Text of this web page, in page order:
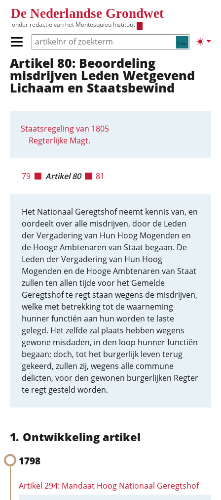
De Nederlandse Grondwet
onder redactie van het Montesquieu Instituut
Zoeken
Primair menu tonen/verbergen
Hoofdnavigatie
Artikel 80: Beoordeling
misdrijven Leden Wetgevend
Lichaam en Staatsbewind
Staatsregeling van 1805
Regterlijke Magt.
79 Artikel 80 81
Het Nationaal Geregtshof neemt kennis van, en
oordeelt over alle misdrijven, door de Leden
der Vergadering van Hun Hoog Mogenden en
de Hooge Ambtenaren van Staat begaan. De
Leden der Vergadering van Hun Hoog
Mogenden en de Hooge Ambtenaren van Staat
zullen ten allen tijde voor het Gemelde
Geregtshof te regt staan wegens de misdrijven,
welke met betrekking tot de waarneming
hunner functiën aan hun worden te laste
gelegd. Het zelfde zal plaats hebben wegens
gewone misdaden, in den loop hunner functiën
begaan; doch, tot het burgerlijk leven terug
gekeerd, zullen zij, wegens alle commune
delicten, voor den gewonen burgerlijken Regter
te regt gesteld worden.
Ontwikkeling artikel
1798
Artikel 294: Mandaat Hoog Nationaal Geregtshof